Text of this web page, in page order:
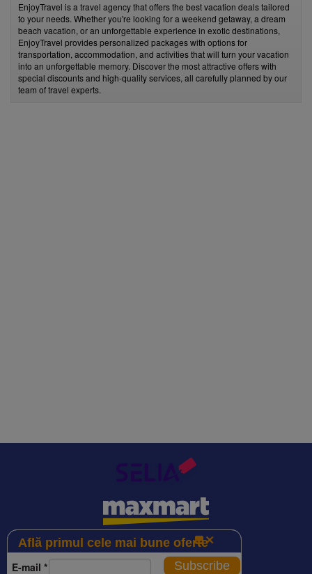
Află primul cele mai bune oferte
E-mail * Subscribe
EnjoyTravel is a travel agency that offers the best vacation deals tailored
to your needs. Whether you're looking for a weekend getaway, a dream
beach vacation, or an unforgettable experience in exotic destinations,
EnjoyTravel provides personalized packages with options for
transportation, accommodation, and activities that will turn your vacation
into an unforgettable memory. Discover the most attractive offers with
special discounts and high-quality services, all carefully planned by our
team of travel experts.